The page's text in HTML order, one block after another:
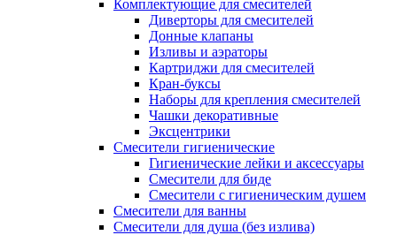
Комплектующие для смесителей
Диверторы для смесителей
Донные клапаны
Изливы и аэраторы
Картриджи для смесителей
Кран-буксы
Наборы для крепления смесителей
Чашки декоративные
Эксцентрики
Смесители гигиенические
Гигиенические лейки и аксессуары
Смесители для биде
Смесители с гигиеническим душем
Смесители для ванны
Смесители для душа (без излива)